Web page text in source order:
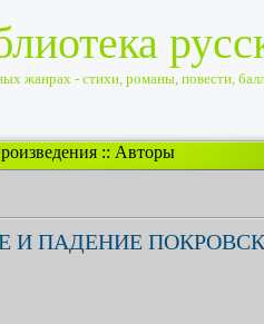
жанрах - стихи, романы, повести,
:: Авторы
И ПАДЕНИЕ